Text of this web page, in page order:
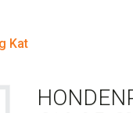
Kat